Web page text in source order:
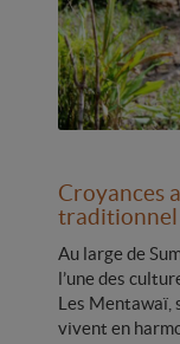
Croyances
traditionnel
Au large de
l’une des
Les Mentawaï,
vivent en